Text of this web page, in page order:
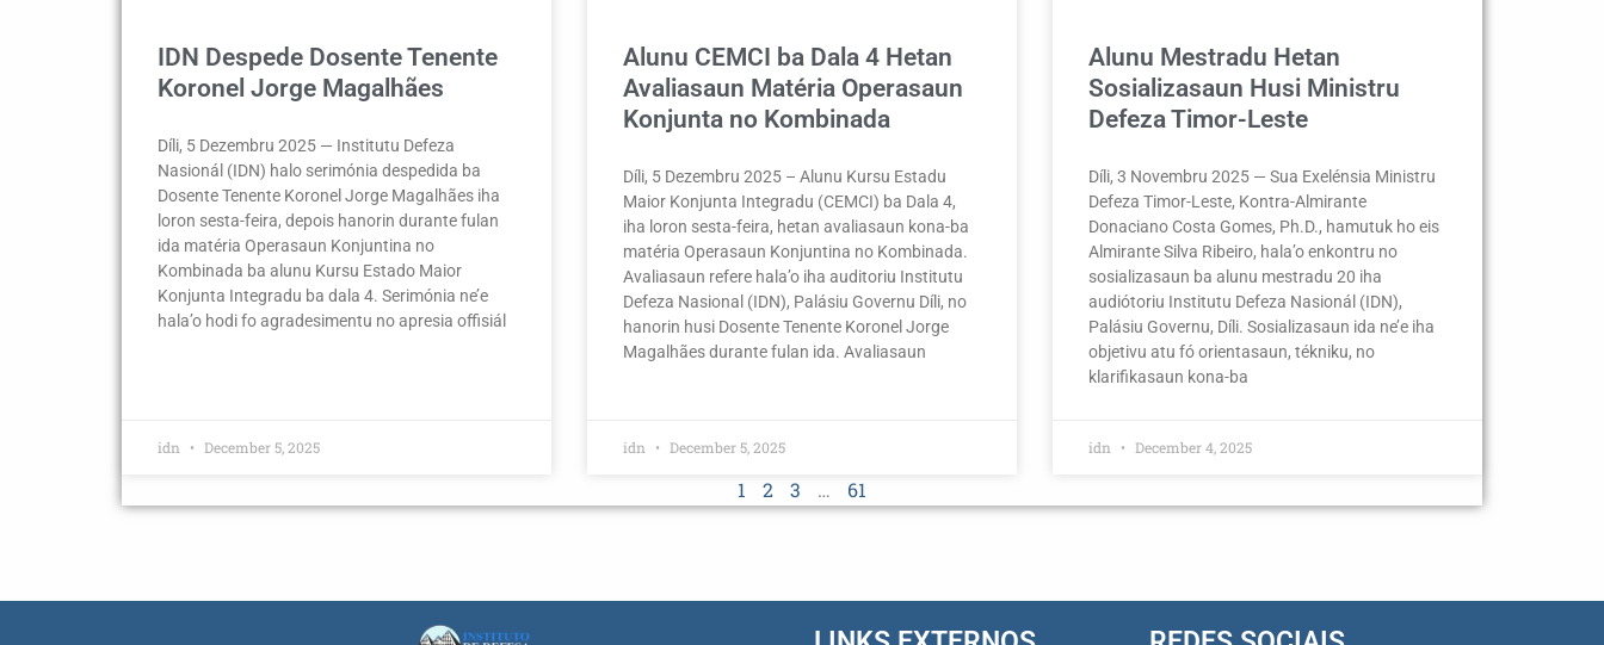
IDN Despede Dosente Tenente
Koronel Jorge Magalhães
Díli, 5 Dezembru 2025 — Institutu Defeza
Nasionál (IDN) halo serimónia despedida ba
Dosente Tenente Koronel Jorge Magalhães iha
loron sesta-feira, depois hanorin durante fulan
ida matéria Operasaun Konjuntina no
Kombinada ba alunu Kursu Estado Maior
Konjunta Integradu ba dala 4. Serimónia ne’e
hala’o hodi fo agradesimentu no apresia offisiál
idn December 5, 2025
Alunu CEMCI ba Dala 4 Hetan
Avaliasaun Matéria Operasaun
Konjunta no Kombinada
Díli, 5 Dezembru 2025 – Alunu Kursu Estadu
Maior Konjunta Integradu (CEMCI) ba Dala 4,
iha loron sesta-feira, hetan avaliasaun kona-ba
matéria Operasaun Konjuntina no Kombinada.
Avaliasaun refere hala’o iha auditoriu Institutu
Defeza Nasional (IDN), Palásiu Governu Díli, no
hanorin husi Dosente Tenente Koronel Jorge
Magalhães durante fulan ida. Avaliasaun
idn December 5, 2025
Alunu Mestradu Hetan
Sosializasaun Husi Ministru
Defeza Timor-Leste
Díli, 3 Novembru 2025 — Sua Exelénsia Ministru
Defeza Timor-Leste, Kontra-Almirante
Donaciano Costa Gomes, Ph.D., hamutuk ho eis
Almirante Silva Ribeiro, hala’o enkontru no
sosializasaun ba alunu mestradu 20 iha
audiótoriu Institutu Defeza Nasionál (IDN),
Palásiu Governu, Díli. Sosializasaun ida ne’e iha
objetivu atu fó orientasaun, tékniku, no
klarifikasaun kona-ba
idn December 4, 2025
1 2 3 … 61